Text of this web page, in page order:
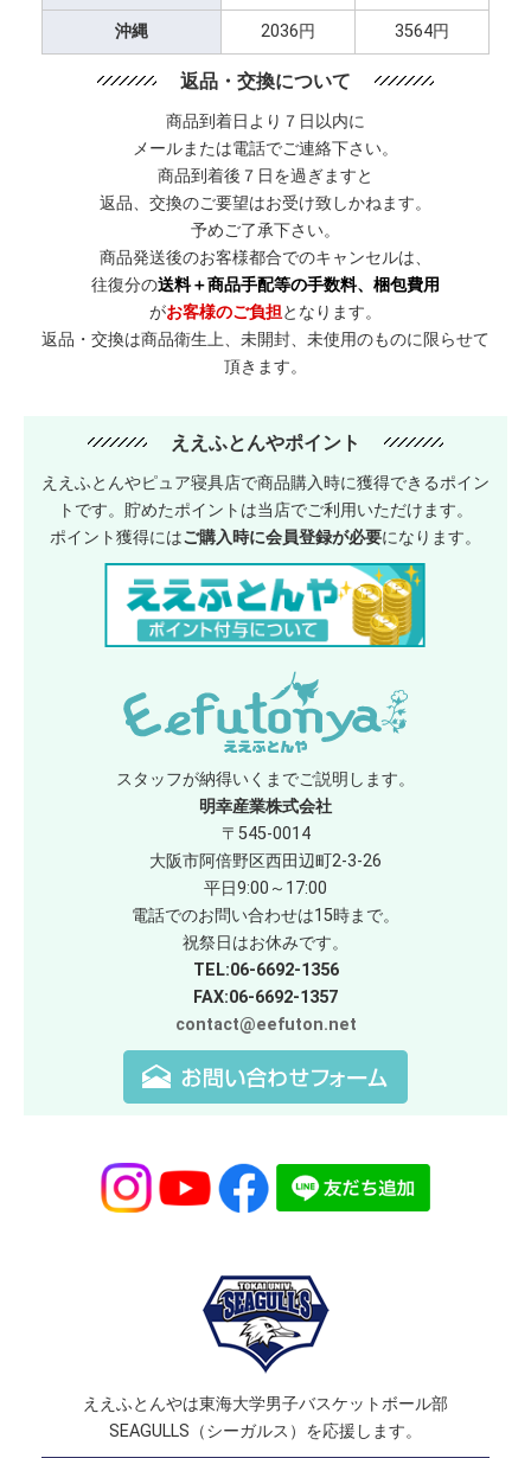
沖縄 2036円 3564円
返品・交換について
商品到着日より７日以内に
メールまたは電話でご連絡下さい。
商品到着後７日を過ぎますと
返品、交換のご要望はお受け致しかねます。
予めご了承下さい。
商品発送後のお客様都合でのキャンセルは、
往復分の送料＋商品手配等の手数料、梱包費用
がお客様のご負担となります。
返品・交換は商品衛生上、未開封、未使用のものに限らせて
頂きます。
ええふとんやポイント
ええふとんやピュア寝具店で商品購入時に獲得できるポイン
トです。貯めたポイントは当店でご利用いただけます。
ポイント獲得にはご購入時に会員登録が必要になります。
スタッフが納得いくまでご説明します。
明幸産業株式会社
〒545-0014
大阪市阿倍野区西田辺町2-3-26
平日9:00～17:00
電話でのお問い合わせは15時まで。
祝祭日はお休みです。
TEL:06-6692-1356
FAX:06-6692-1357
contact@eefuton.net
ええふとんやは東海大学男子バスケットボール部
SEAGULLS（シーガルス）を応援します。